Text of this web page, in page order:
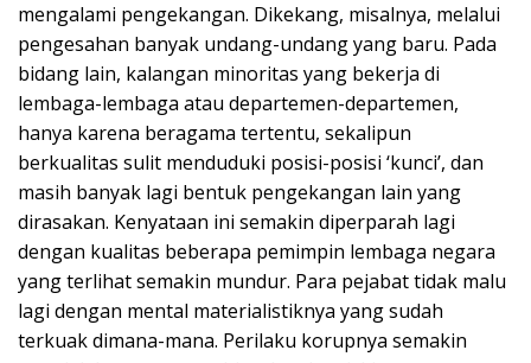
mengalami pengekangan. Dikekang, misalnya, melalui
pengesahan banyak undang-undang yang baru. Pada
bidang lain, kalangan minoritas yang bekerja di
lembaga-lembaga atau departemen-departemen,
hanya karena beragama tertentu, sekalipun
berkualitas sulit menduduki posisi-posisi ‘kunci’, dan
masih banyak lagi bentuk pengekangan lain yang
dirasakan. Kenyataan ini semakin diperparah lagi
dengan kualitas beberapa pemimpin lembaga negara
yang terlihat semakin mundur. Para pejabat tidak malu
lagi dengan mental materialistiknya yang sudah
terkuak dimana-mana. Perilaku korupnya semakin